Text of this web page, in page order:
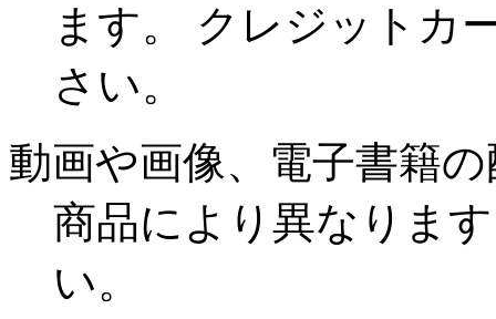
ます。 クレジットカ
さい。
動画や画像、電子書籍
商品により異なりま
い。